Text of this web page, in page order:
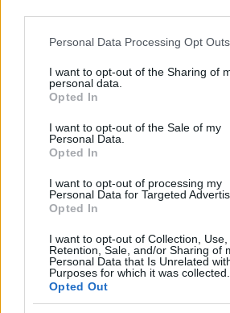
Please note that this website/app uses
not limited to your visit or usage
grant or deny consent to Google and its
use your data for below specified
consent section.
Personal Data Processing Opt Outs
I want to opt-out of the Sharing of
personal data.
Opted In
I want to opt-out of the Sale of my
Personal Data.
Opted In
I want to opt-out of processing my
Personal Data for Targeted
Opted In
I want to opt-out of Collection, Use,
Retention, Sale, and/or Sharing of
Personal Data that Is Unrelated
Purposes for which it was collected.
Opted Out